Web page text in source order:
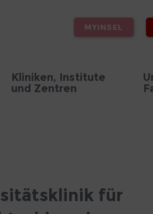
MYINSEL
Kliniken, Institute
und Zentren
für